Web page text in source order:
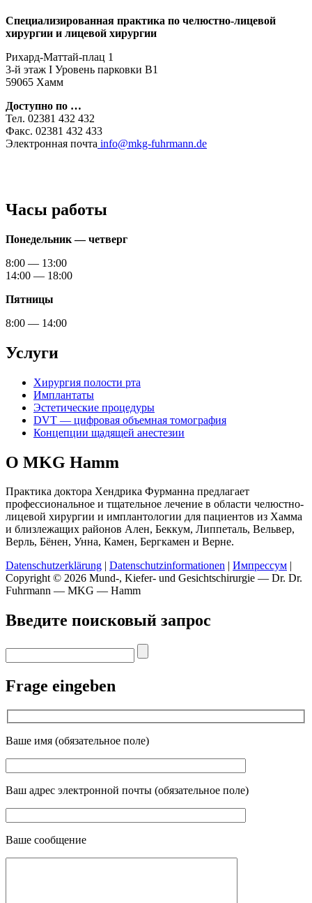
Специализированная практика по челюстно-лицевой
хирургии и лицевой хирургии
Рихард-Маттай-плац 1
3-й этаж I Уровень парковки B1
59065 Хамм
Доступно по …
Тел. 02381 432 432
Факс. 02381 432 433
Электронная почта info@mkg-fuhrmann.de
Часы работы
Понедельник — четверг
8:00 — 13:00
14:00 — 18:00
Пятницы
8:00 — 14:00
Услуги
Хирургия полости рта
Имплантаты
Эстетические процедуры
DVT — цифровая объемная томография
Концепции щадящей анестезии
О MKG Hamm
Практика доктора Хендрика Фурманна предлагает
профессиональное и тщательное лечение в области челюстно-
лицевой хирургии и имплантологии для пациентов из Хамма
и близлежащих районов Ален, Беккум, Липпеталь, Вельвер,
Верль, Бёнен, Унна, Камен, Бергкамен и Верне.
Datenschutzerklärung | Datenschutzinformationen | Импрессум |
Copyright © 2026 Mund-, Kiefer- und Gesichtschirurgie — Dr. Dr.
Fuhrmann — MKG — Hamm
Введите поисковый запрос
Frage eingeben
Ваше имя (обязательное поле)
Ваш адрес электронной почты (обязательное поле)
Ваше сообщение